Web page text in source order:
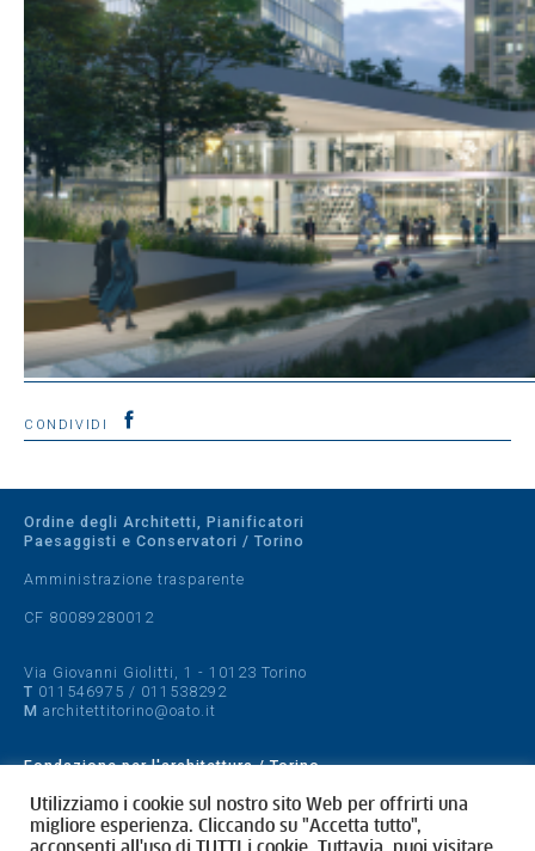
CONDIVIDI
Ordine degli Architetti, Pianificatori
Paesaggisti e Conservatori / Torino
Amministrazione trasparente
CF 80089280012
Via Giovanni Giolitti, 1 - 10123 Torino
T 011546975 / 011538292
M architettitorino@oato.it
Fondazione per l'architettura / Torino
Designed by quattrolinee.it
Utilizziamo i cookie sul nostro sito Web per offrirti una
migliore esperienza. Cliccando su "Accetta tutto",